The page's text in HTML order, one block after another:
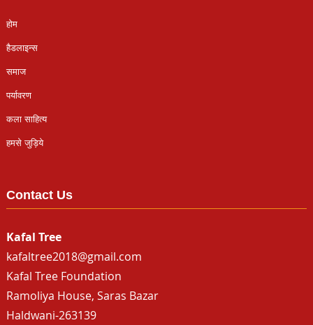
होम
हैडलाइन्स
समाज
पर्यावरण
कला साहित्य
हमसे जुड़िये
Contact Us
Kafal Tree
kafaltree2018@gmail.com
Kafal Tree Foundation
Ramoliya House, Saras Bazar
Haldwani-263139